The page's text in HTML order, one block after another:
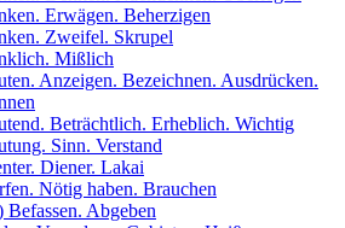
Erwägen. Beherzigen
Zweifel. Skrupel
Mißlich
Anzeigen. Bezeichnen. Ausdrücken.
Beträchtlich. Erheblich. Wichtig
Sinn. Verstand
Diener. Lakai
Nötig haben. Brauchen
Befassen. Abgeben